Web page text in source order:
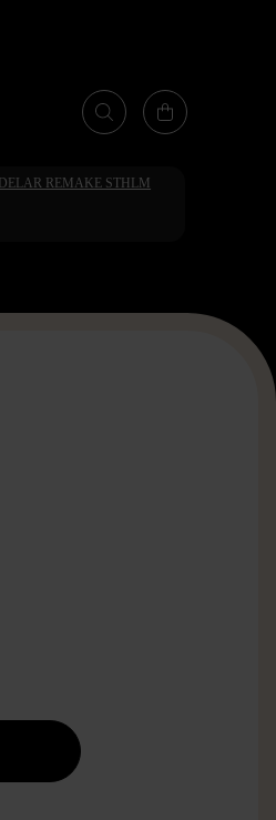
REMAKE STHLM